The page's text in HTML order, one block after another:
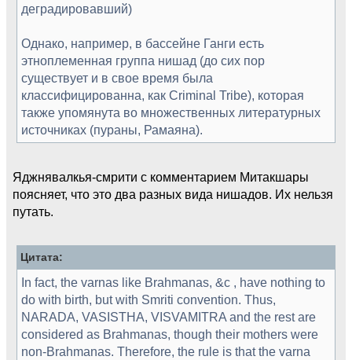
деградировавший)
Однако, например, в бассейне Ганги есть
этноплеменная группа нишад (до сих пор
существует и в свое время была
классифицированна, как Criminal Tribe), которая
также упомянута во множественных литературных
источниках (пураны, Рамаяна).
Яджнявалкья-смрити с комментарием Митакшары
поясняет, что это два разных вида нишадов. Их нельзя
путать.
Цитата:
In fact, the varnas like Brahmanas, &c , have nothing to
do with birth, but with Smriti convention. Thus,
NARADA, VASISTHA, VISVAMITRA and the rest are
considered as Brahmanas, though their mothers were
non-Brahmanas. Therefore, the rule is that the varna